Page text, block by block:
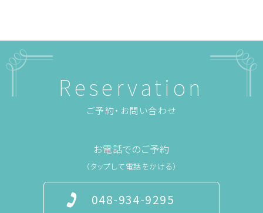
Reservation
ご予約・お問い合わせ
お電話でのご予約
（タップして電話をかける）
048-934-9295